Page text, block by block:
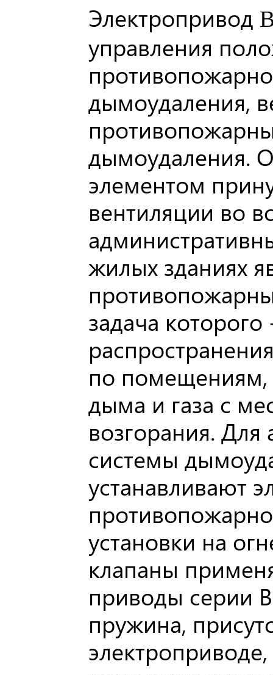
Электропривод
управления
дымоудаления,
дымоудаления.
элементом
вентиляции во
жилых зданиях
задача
по помещениям,
дыма и газа с
возгорания. Для
системы
устанавливают
установки на
клапаны
приводы серии
пружина,